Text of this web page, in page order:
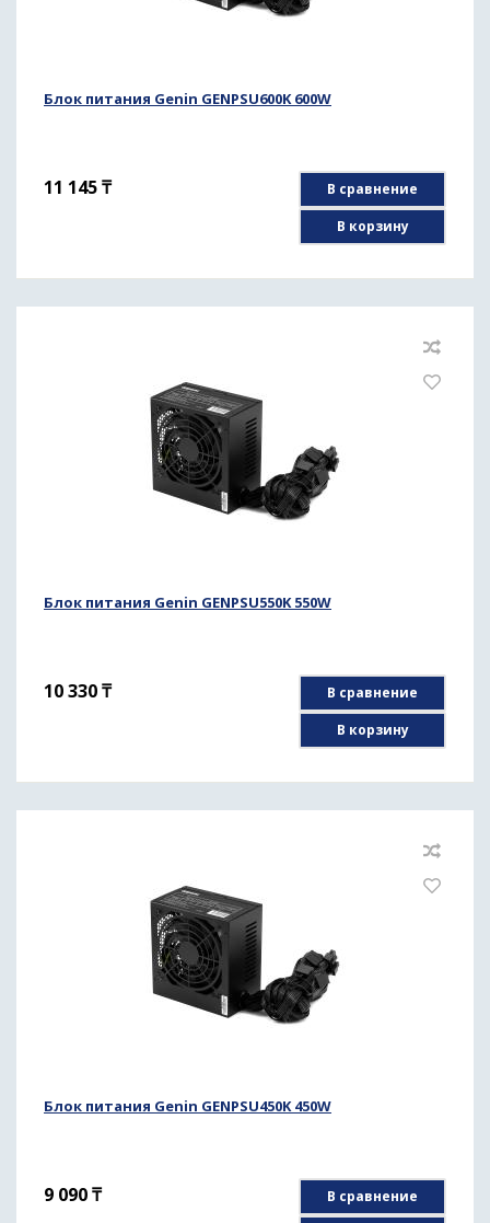
Блок питания Genin GENPSU600K 600W
11 145₸
В сравнение
В корзину
Блок питания Genin GENPSU550K 550W
10 330₸
В сравнение
В корзину
Блок питания Genin GENPSU450K 450W
9 090₸
В сравнение